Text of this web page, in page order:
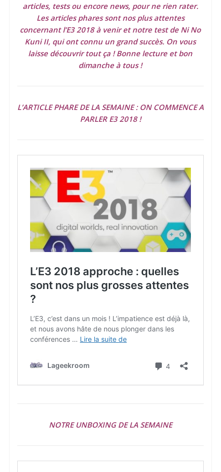
articles, tests ou encore news, pour ne rien rater.
Les articles phares sont nos plus attentes
concernant l’E3 2018 à venir et notre test de Ni No
Kuni II, qui ont connu un grand succès. On vous
laisse découvrir tout ça ! Bonne lecture et bon
dimanche à tous !
L’ARTICLE PHARE DE LA SEMAINE : ON COMMENCE A
PARLER E3 2018 !
NOTRE UNBOXING DE LA SEMAINE